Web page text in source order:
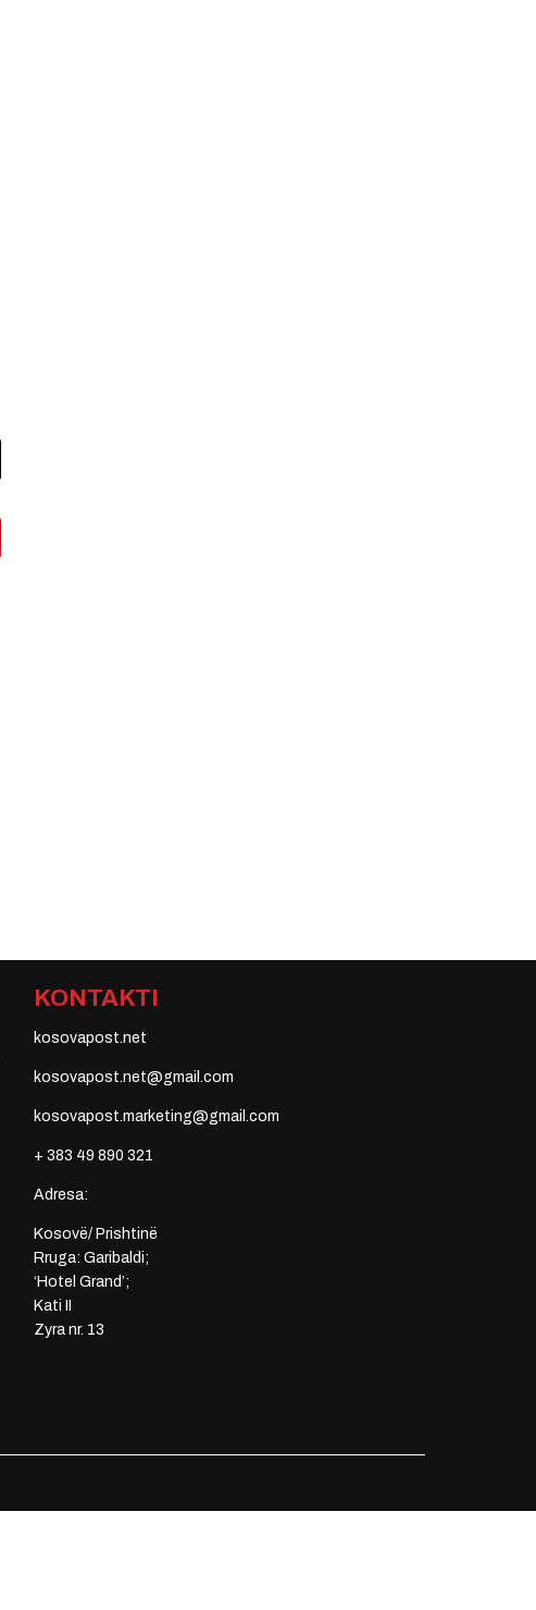
KONTAKTI
kosovapost.net
kosovapost.net@gmail.com
kosovapost.marketing@gmail.com
+ 383 49 890 321
Adresa:
Kosovë/ Prishtinë
Rruga: Garibaldi;
‘Hotel Grand’;
Kati II
Zyra nr. 13